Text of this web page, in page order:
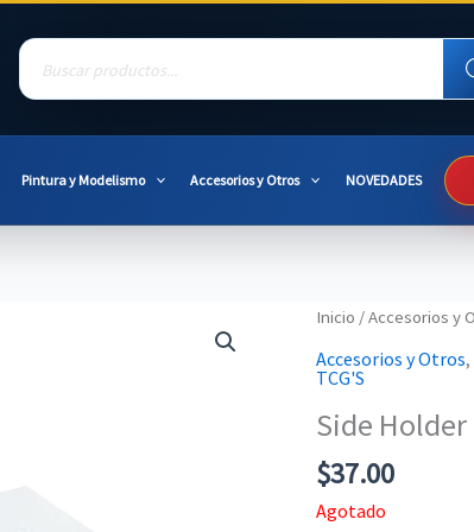
Products
search
Pintura y Modelismo Accesorios y Otros NOVEDADES
Inicio /Accesorios y
Accesorios y Otros,
TCG'S
Side
$37.00
Agotado